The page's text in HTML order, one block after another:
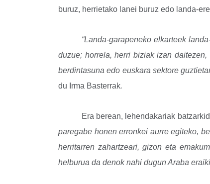
buruz, herrietako lanei buruz edo landa-
“Landa-garapeneko elkarteek
duzue; horrela, herri biziak izan
berdintasuna edo euskara sektore
du Irma Basterrak.
Era berean, lehendakariak
paregabe honen erronkei aurre egiteko,
herritarren zahartzeari, gizon eta
helburua da denok nahi dugun Araba